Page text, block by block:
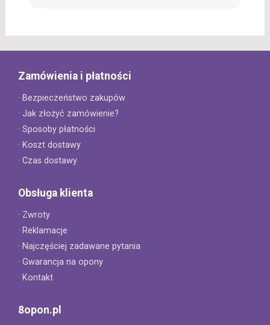
Zamówienia i płatności
· Bezpieczeństwo zakupów
· Jak złożyć zamówienie?
· Sposoby płatności
· Koszt dostawy
· Czas dostawy
Obsługa klienta
· Zwroty
· Reklamacje
· Najczęściej zadawane pytania
· Gwarancja na opony
· Kontakt
8opon.pl